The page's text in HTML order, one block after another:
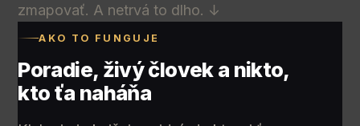
zmapovať. A netrvá to dlho. ↓
AKO TO FUNGUJE
Poradie, živý človek a nikto,
kto ťa naháňa